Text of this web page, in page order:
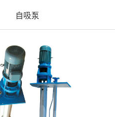
自吸泵